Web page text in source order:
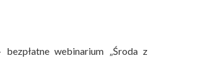
webinarium „Środa z